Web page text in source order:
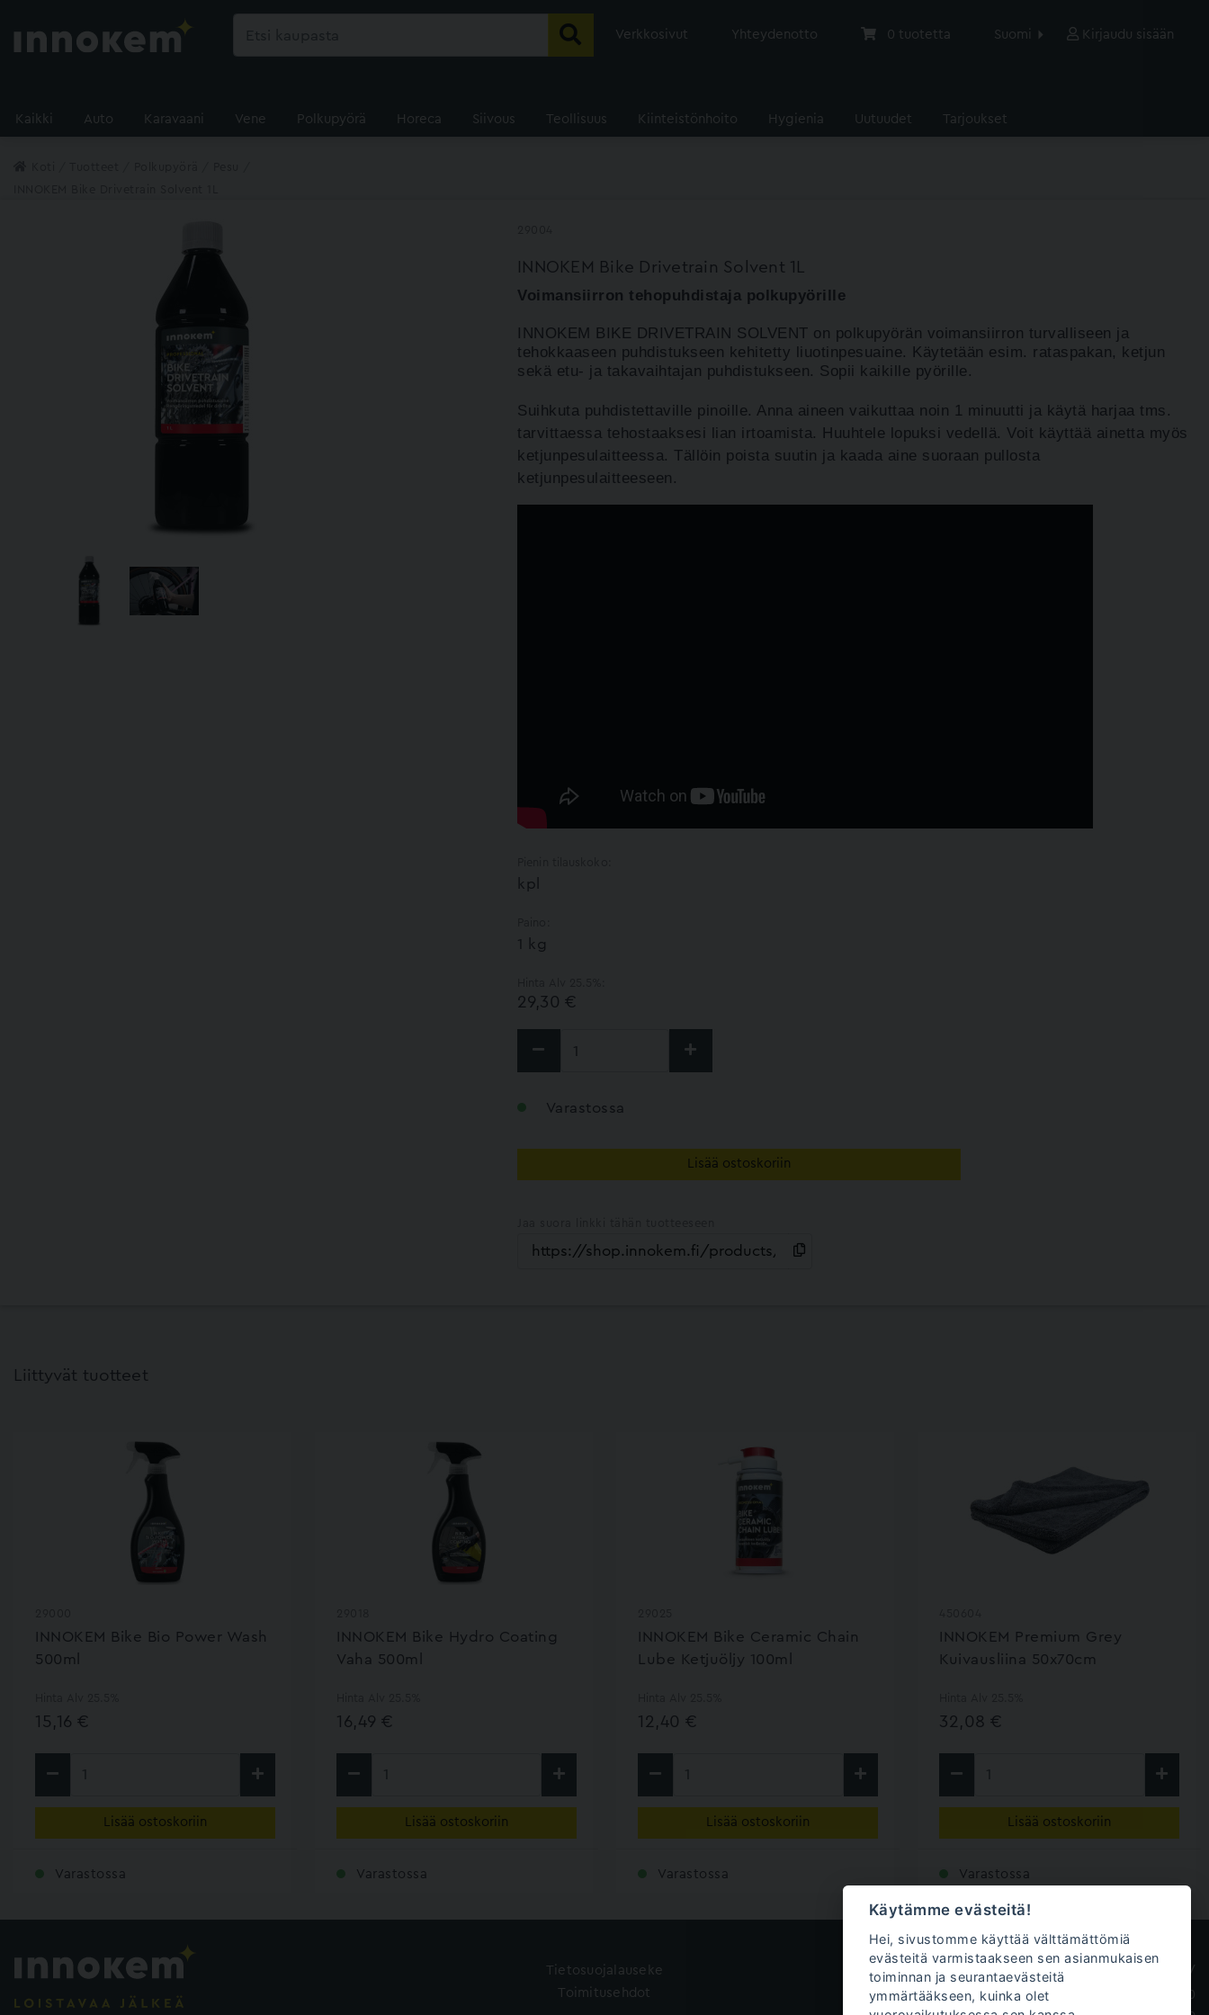
Verkkosivut Yhteydenotto 0 tuotetta Suomi Kirjaudu sisään
Kaikki Auto Karavaani Vene Polkupyörä Horeca Siivous Teollisuus Kiinteistönhoito Hygienia Uutuudet Tarjoukset
INNOKEM Bike Drivetrain Solvent 1L
Voimansiirron tehopuhdistaja polkupyörille
INNOKEM BIKE DRIVETRAIN SOLVENT on polkupyörän voimansiirron turvalliseen ja
tehokkaaseen puhdistukseen kehitetty liuotinpesuaine. Käytetään esim. rataspakan, ketjun
sekä etu- ja takavaihtajan puhdistukseen. Sopii kaikille pyörille.
Suihkuta puhdistettaville pinoille. Anna aineen vaikuttaa noin 1 minuutti ja käytä harjaa tms.
tarvittaessa tehostaaksesi lian irtoamista. Huuhtele lopuksi vedellä. Voit käyttää ainetta myös
ketjunpesulaitteessa. Tällöin poista suutin ja kaada aine suoraan pullosta
ketjunpesulaitteeseen.
kpl
1 kg
29,30 €
Varastossa
Lisää ostoskoriin
Liittyvät tuotteet
INNOKEM Bike Bio Power Wash
500ml
Varastossa
15,16 €
Lisää ostoskoriin
INNOKEM Bike Hydro Coating
Vaha 500ml
Varastossa
16,49 €
Lisää ostoskoriin
INNOKEM Bike Ceramic Chain
Lube Ketjuöljy 100ml
Varastossa
12,40 €
Lisää ostoskoriin
INNOKEM Premium Grey
Kuivausliina 50x70cm
Varastossa
32,08 €
Lisää ostoskoriin
Tietosuojalauseke
Toimitusehdot
Innokem Oy
Väliköntie 10
Käytämme evästeitä!
Hei, sivustomme käyttää välttämättömiä
evästeitä varmistaakseen sen asianmukaisen
toiminnan ja seurantaevästeitä
ymmärtääkseen, kuinka olet